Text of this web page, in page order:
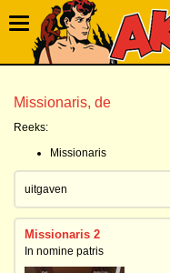
Missionaris, de
Reeks:
Missionaris
uitgaven
Missionaris 2
In nomine patris